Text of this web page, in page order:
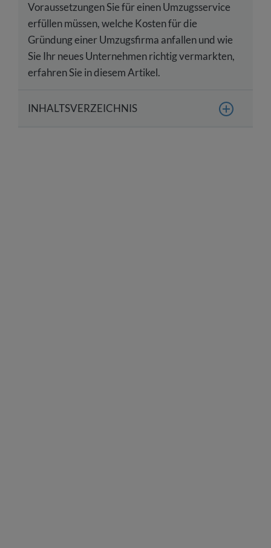
Voraussetzungen Sie für einen Umzugsservice
erfüllen müssen, welche Kosten für die
Gründung einer Umzugsfirma anfallen und wie
Sie Ihr neues Unternehmen richtig vermarkten,
erfahren Sie in diesem Artikel.
INHALTSVERZEICHNIS